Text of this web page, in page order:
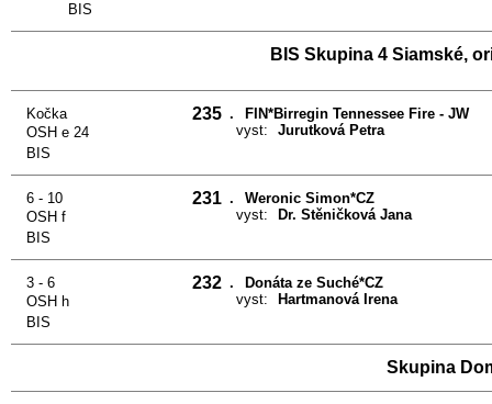
BIS
BIS Skupina 4 Siamské,
Kočka 235 .
OSH e 24
FIN*Birregin Tennessee Fire - JW
vyst:
Jurutková Petra
BIS
6 - 10 231 .
OSH f
Weronic Simon*CZ
vyst:
Dr. Stěničková Jana
BIS
3 - 6 232 .
OSH h
Donáta ze Suché*CZ
vyst:
Hartmanová Irena
BIS
Skupina